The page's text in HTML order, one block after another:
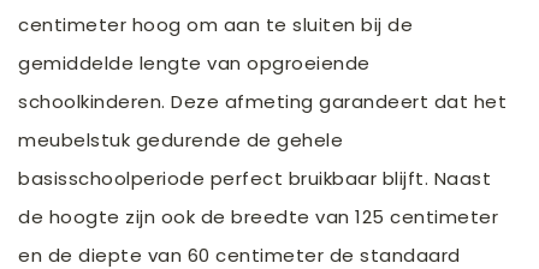
centimeter hoog om aan te sluiten bij de
gemiddelde lengte van opgroeiende
schoolkinderen. Deze afmeting garandeert dat het
meubelstuk gedurende de gehele
basisschoolperiode perfect bruikbaar blijft. Naast
de hoogte zijn ook de breedte van 125 centimeter
en de diepte van 60 centimeter de standaard